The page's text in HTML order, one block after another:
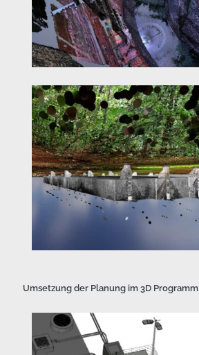
Umsetzung der Planung im 3D Programm